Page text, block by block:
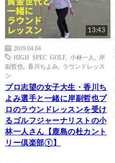
13:43
2019.04.04
HIGH SPEC GOLF, 小林一人
岸
副哲也
香川ちよみ
ラウンドレッス
ン
プロ志望の女子大生・香川ち
よみ選手と一緒に岸副哲也プ
ロのラウンドレッスンを受け
るゴルフジャーナリストの小
林一人さん【鹿島の杜カント
リー倶楽部①】